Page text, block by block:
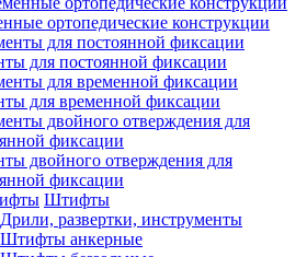
ортопедические конструкции
для постоянной фиксации
для временной фиксации
двойного отверждения для
фиксации
Штифты
Дрили, развертки, инструменты
Штифты анкерные